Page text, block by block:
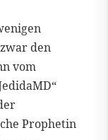
den
vom
Prophetin